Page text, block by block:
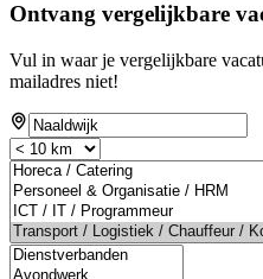
Ontvang vergelijkbare
Vul in waar je vergelijkbare
mailadres niet!